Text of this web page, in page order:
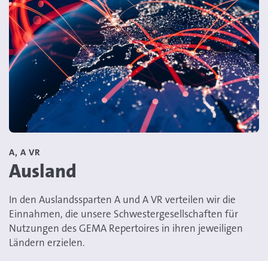
A, A VR
Ausland
In den Auslandssparten A und A VR verteilen wir die
Einnahmen, die unsere Schwestergesellschaften für
Nutzungen des GEMA Repertoires in ihren jeweiligen
Ländern erzielen.